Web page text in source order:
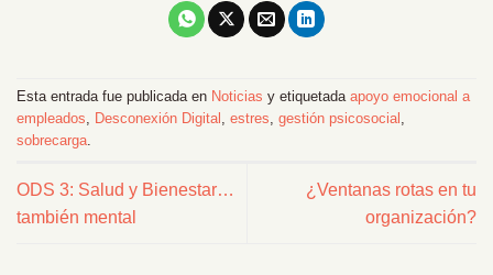
Esta entrada fue publicada en Noticias y etiquetada apoyo emocional a
empleados, Desconexión Digital , estres, gestión psicosocial ,
sobrecarga.
ODS 3: Salud y Bienestar…
también mental
¿Ventanas rotas en tu
organización?